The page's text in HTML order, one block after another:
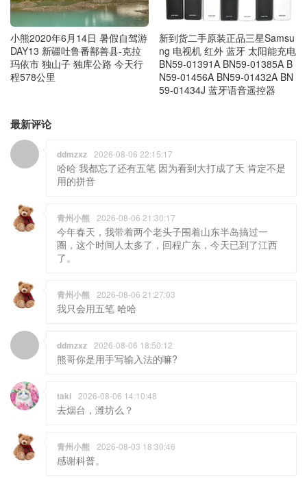
小熊2020年6月14日 暑假自驾游
DAY13 新疆吐鲁番鄯善县-克拉
玛依市 独山子 独库公路 今天行
程578公里
新到货二手原装正品三星Samsu
ng 电视机 红外 蓝牙 太阳能充电
BN59-01391A BN59-01385A B
N59-01456A BN59-01432A BN
59-01434J 蓝牙语音遥控器
最新评论
ddmzxz 2026-08-06 22:15:17
哈哈 我都忘了还有五笔 因为看到大打成了天 肯定不是
用的拼音
青州小熊 2026-08-06 21:30:17
今年春天，我带着两个老头子围着山东半岛搞过一
圈，这个时间人太多了，回程广东，今天已到了江西
了。
青州小熊 2026-08-06 21:27:03
我只会用五笔 哈哈
ddmzxz 2026-08-06 18:50:12
熊哥你是用手写输入法的嘛?
taki 2026-08-06 14:10:48
去烟台，潍坊么？
青州小熊 2026-08-03 18:30:46
感谢科普。